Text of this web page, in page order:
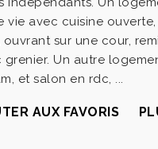
vie avec cuisine
ouvrant sur une cour,
grenier. Un autre
et salon en rdc, ...
AUX FAVORIS